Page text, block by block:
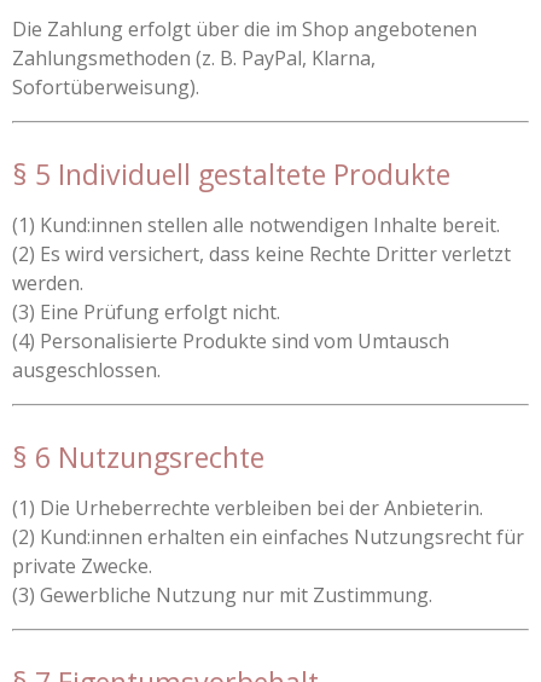
Die Zahlung erfolgt über die im Shop angebotenen
Zahlungsmethoden (z. B. PayPal, Klarna,
Sofortüberweisung).
§ 5 Individuell gestaltete Produkte
(1) Kund:innen stellen alle notwendigen Inhalte bereit.
(2) Es wird versichert, dass keine Rechte Dritter verletzt
werden.
(3) Eine Prüfung erfolgt nicht.
(4) Personalisierte Produkte sind vom Umtausch
ausgeschlossen.
§ 6 Nutzungsrechte
(1) Die Urheberrechte verbleiben bei der Anbieterin.
(2) Kund:innen erhalten ein einfaches Nutzungsrecht für
private Zwecke.
(3) Gewerbliche Nutzung nur mit Zustimmung.